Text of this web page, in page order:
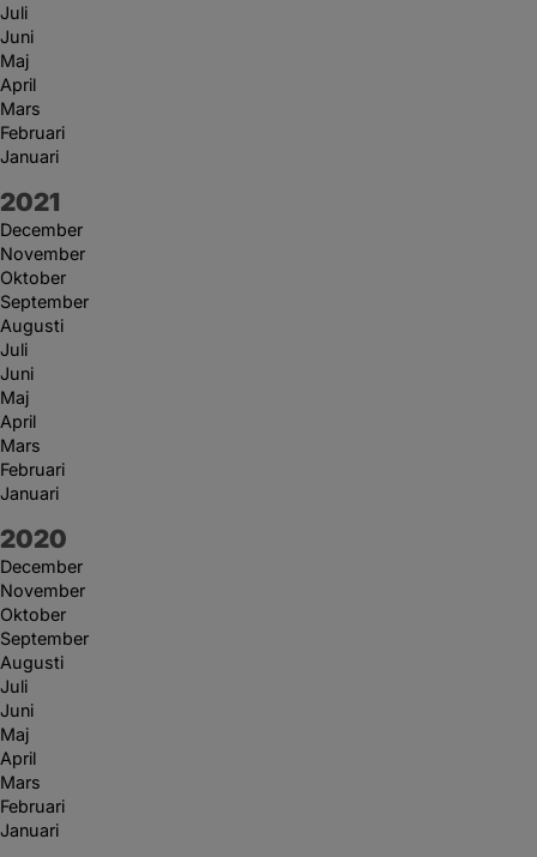
Juli
Juni
Maj
April
Mars
Februari
Januari
År:
2021
December
November
Oktober
September
Augusti
Juli
Juni
Maj
April
Mars
Februari
Januari
År:
2020
December
November
Oktober
September
Augusti
Juli
Juni
Maj
April
Mars
Februari
Januari